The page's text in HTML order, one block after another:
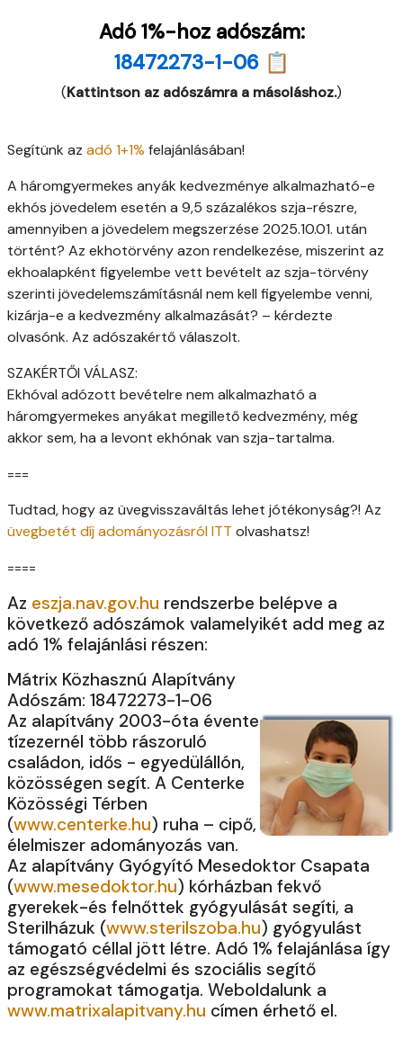
Adó 1%-hoz adószám:
18472273-1-06 📋
(Kattintson az adószámra a másoláshoz.)
Segítünk az adó 1+1% felajánlásában!
A háromgyermekes anyák kedvezménye alkalmazható-e
ekhós jövedelem esetén a 9,5 százalékos szja-részre,
amennyiben a jövedelem megszerzése 2025.10.01. után
történt? Az ekhotörvény azon rendelkezése, miszerint az
ekhoalapként figyelembe vett bevételt az szja-törvény
szerinti jövedelemszámításnál nem kell figyelembe venni,
kizárja-e a kedvezmény alkalmazását? – kérdezte
olvasónk. Az adószakértő válaszolt.
SZAKÉRTŐI VÁLASZ:
Ekhóval adózott bevételre nem alkalmazható a
háromgyermekes anyákat megillető kedvezmény, még
akkor sem, ha a levont ekhónak van szja-tartalma.
===
Tudtad, hogy az üvegvisszaváltás lehet jótékonyság?! Az
üvegbetét díj adományozásról ITT olvashatsz!
====
Az eszja.nav.gov.hu rendszerbe belépve a
következő adószámok valamelyikét add meg az
adó 1% felajánlási részen:
Mátrix Közhasznú Alapítvány
Adószám: 18472273-1-06
Az alapítvány 2003-óta évente
tízezernél több rászoruló
családon, idős - egyedülállón,
közösségen segít. A Centerke
Közösségi Térben
(www.centerke.hu) ruha – cipő,
élelmiszer adományozás van.
Az alapítvány Gyógyító Mesedoktor Csapata
(www.mesedoktor.hu) kórházban fekvő
gyerekek-és felnőttek gyógyulását segíti, a
Sterilházuk (www.sterilszoba.hu) gyógyulást
támogató céllal jött létre. Adó 1% felajánlása így
az egészségvédelmi és szociális segítő
programokat támogatja. Weboldalunk a
www.matrixalapitvany.hu címen érhető el.